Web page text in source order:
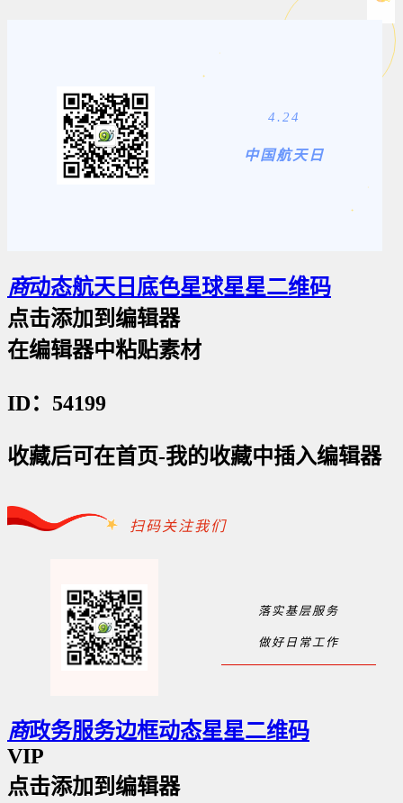
4.24
中国航天日
商动态航天日底色星球星星二维码
点击添加到编辑器
在编辑器中粘贴素材
ID：54199
收藏后可在首页-我的收藏中插入编辑器
扫码关注我们
落实基层服务
做好日常工作
商政务服务边框动态星星二维码
VIP
点击添加到编辑器